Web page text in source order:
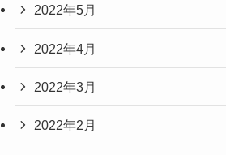
2022年5月
2022年4月
2022年3月
2022年2月